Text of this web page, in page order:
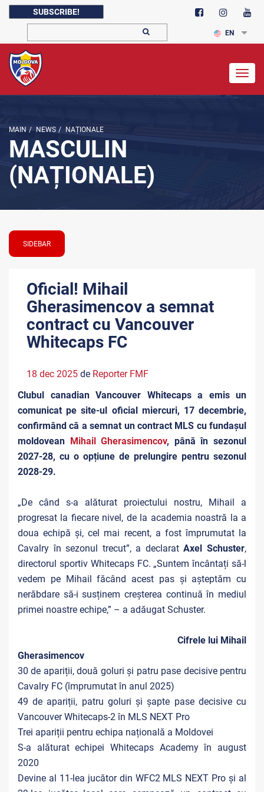
SUBSCRIBE!
EN
MAIN / NEWS / NAȚIONALE
MASCULIN
(NAȚIONALE)
SIDEBAR
Oficial! Mihail
Gherasimencov a semnat
contract cu Vancouver
Whitecaps FC
18 dec 2025 de Reporter FMF
Clubul canadian Vancouver Whitecaps a emis un
comunicat pe site-ul oficial miercuri, 17 decembrie,
confirmând că a semnat un contract MLS cu fundașul
moldovean Mihail Gherasimencov, până în sezonul
2027-28, cu o opțiune de prelungire pentru sezonul
2028-29.
„De când s-a alăturat proiectului nostru, Mihail a
progresat la fiecare nivel, de la academia noastră la a
doua echipă și, cel mai recent, a fost împrumutat la
Cavalry în sezonul trecut”, a declaratAxel Schuster,
directorul sportiv Whitecaps FC. „Suntem încântați să-l
vedem pe Mihail făcând acest pas și așteptăm cu
nerăbdare să-i susținem creșterea continuă în mediul
primei noastre echipe,” – a adăugat Schuster.
Cifrele lui Mihail
Gherasimencov
30 de apariții, două goluri și patru pase decisive pentru
Cavalry FC (împrumutat în anul 2025)
49 de apariții, patru goluri și șapte pase decisive cu
Vancouver Whitecaps-2 în MLS NEXT Pro
Trei apariții pentru echipa națională a Moldovei
S-a alăturat echipei Whitecaps Academy în august
2020
Devine al 11-lea jucător din WFC2 MLS NEXT Pro și al